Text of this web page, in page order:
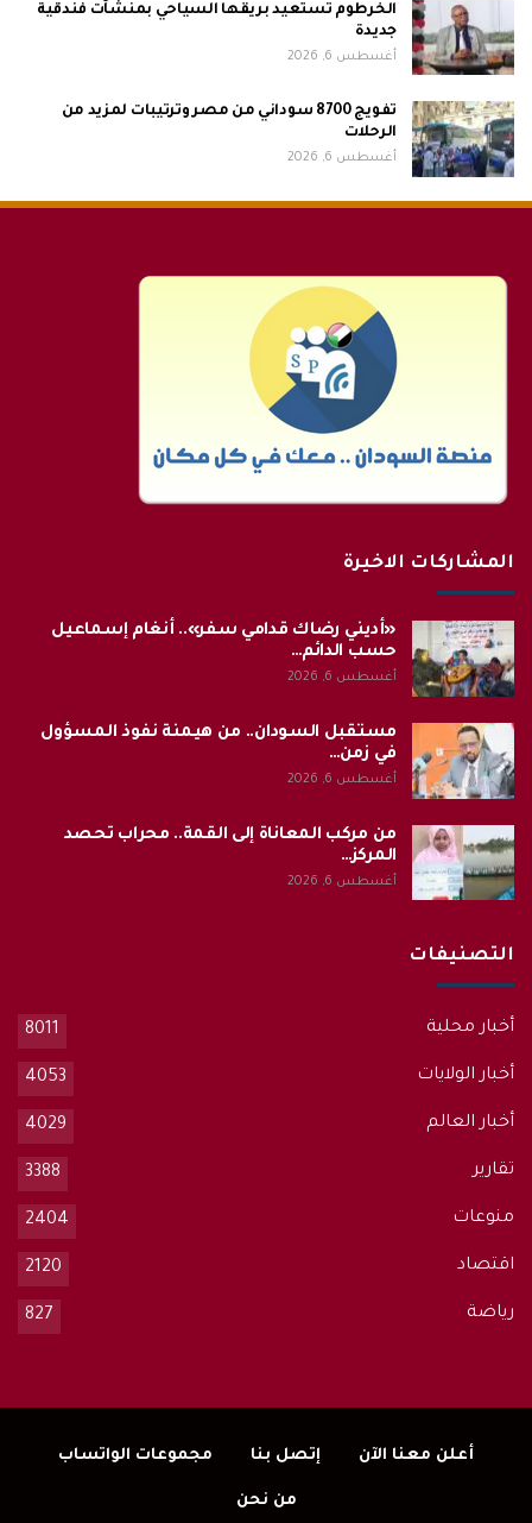
الخرطوم تستعيد بريقها السياحي بمنشآت فندقية
جديدة
أغسطس 6, 2026
تفويج 8700 سوداني من مصر وترتيبات لمزيد من
الرحلات
أغسطس 6, 2026
المشاركات الاخيرة
«أديني رضاك قدامي سفر».. أنغام إسماعيل
حسب الدائم…
أغسطس 6, 2026
مستقبل السودان.. من هيمنة نفوذ المسؤول
في زمن…
أغسطس 6, 2026
من مركب المعاناة إلى القمة.. محراب تحصد
المركز…
أغسطس 6, 2026
التصنيفات
أخبار محلية 8011
أخبار الولايات 4053
أخبار العالم 4029
تقارير 3388
منوعات 2404
اقتصاد 2120
رياضة 827
أعلن معنا الآن إتصل بنا مجموعات الواتساب
من نحن